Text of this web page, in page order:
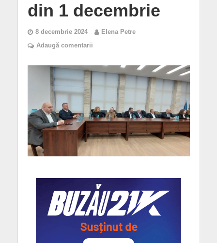
din 1 decembrie
8 decembrie 2024
Elena Petre
Adaugă comentarii